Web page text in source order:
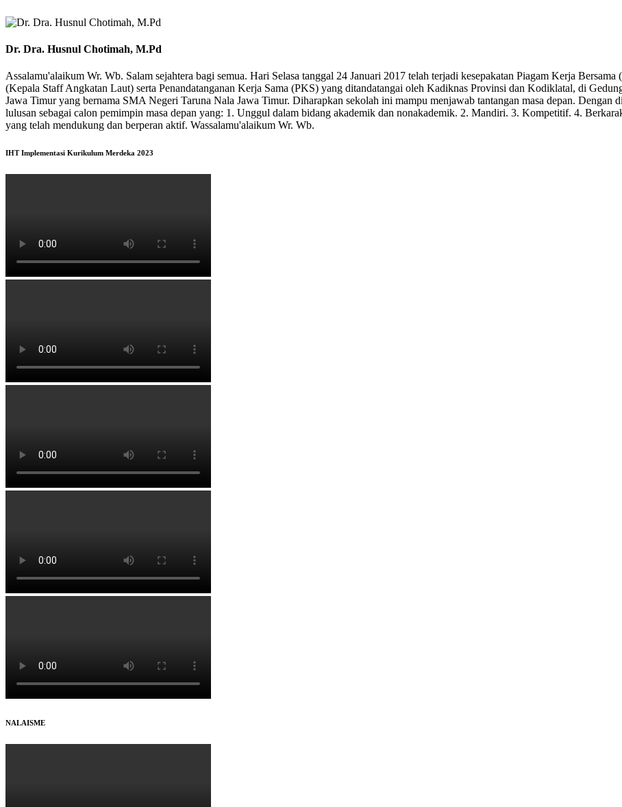
Dr. Dra. Husnul Chotimah, M.Pd
Assalamu'alaikum Wr. Wb. Salam sejahtera bagi semua. Hari Selasa tanggal 24 Januari 2017 telah terjadi kesepakatan Piagam Kerja
(Kepala Staff Angkatan Laut) serta Penandatanganan Kerja Sama (PKS) yang ditandatangai oleh Kadiknas Provinsi dan Kodiklatal, di
Jawa Timur yang bernama SMA Negeri Taruna Nala Jawa Timur. Diharapkan sekolah ini mampu menjawab tantangan masa depan. Dengan
lulusan sebagai calon pemimpin masa depan yang: 1. Unggul dalam bidang akademik dan nonakademik. 2. Mandiri. 3. Kompetitif. 4.
yang telah mendukung dan berperan aktif. Wassalamu'alaikum Wr. Wb.
IHT Implementasi Kurikulum Merdeka 2023
NALAISME